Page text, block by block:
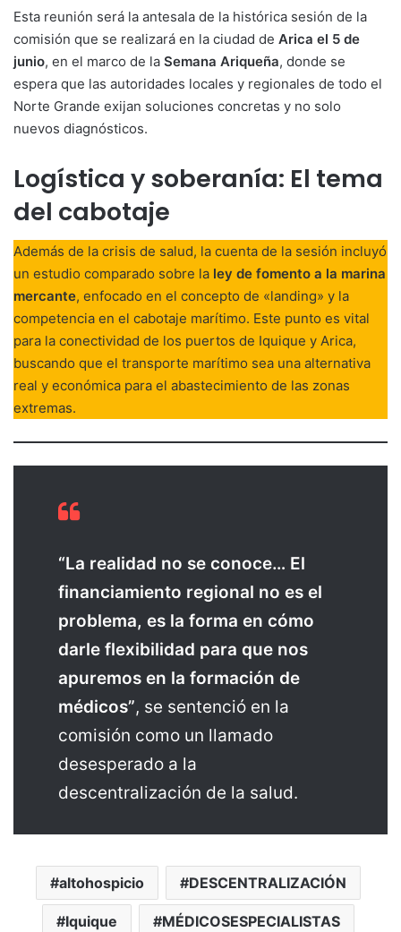
Esta reunión será la antesala de la histórica sesión de la
comisión que se realizará en la ciudad de Arica el 5 de
junio, en el marco de la Semana Ariqueña, donde se
espera que las autoridades locales y regionales de todo el
Norte Grande exijan soluciones concretas y no solo
nuevos diagnósticos.
Logística y soberanía: El tema
del cabotaje
Además de la crisis de salud, la cuenta de la sesión incluyó
un estudio comparado sobre la ley de fomento a la marina
mercante, enfocado en el concepto de «landing» y la
competencia en el cabotaje marítimo. Este punto es vital
para la conectividad de los puertos de Iquique y Arica,
buscando que el transporte marítimo sea una alternativa
real y económica para el abastecimiento de las zonas
extremas.
“La realidad no se conoce… El
financiamiento regional no es el
problema, es la forma en cómo
darle flexibilidad para que nos
apuremos en la formación de
médicos”, se sentenció en la
comisión como un llamado
desesperado a la
descentralización de la salud.
altohospicio DESCENTRALIZACIÓN
Iquique MÉDICOSESPECIALISTAS